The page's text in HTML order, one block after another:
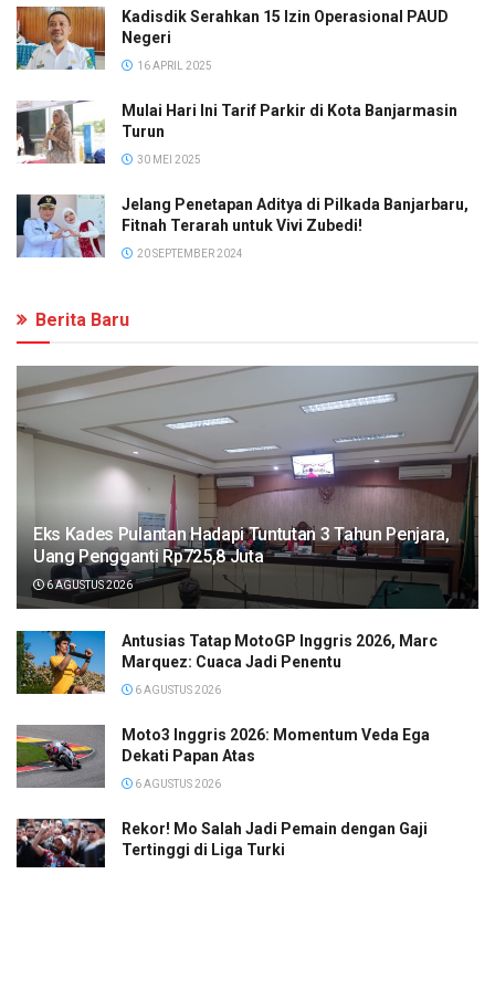
Kadisdik Serahkan 15 Izin Operasional PAUD
Negeri
16 APRIL 2025
Mulai Hari Ini Tarif Parkir di Kota Banjarmasin
Turun
30 MEI 2025
Jelang Penetapan Aditya di Pilkada Banjarbaru,
Fitnah Terarah untuk Vivi Zubedi!
20 SEPTEMBER 2024
Berita Baru
Eks Kades Pulantan Hadapi Tuntutan 3 Tahun Penjara,
Uang Pengganti Rp725,8 Juta
6 AGUSTUS 2026
Antusias Tatap MotoGP Inggris 2026, Marc
Marquez: Cuaca Jadi Penentu
6 AGUSTUS 2026
Moto3 Inggris 2026: Momentum Veda Ega
Dekati Papan Atas
6 AGUSTUS 2026
Rekor! Mo Salah Jadi Pemain dengan Gaji
Tertinggi di Liga Turki